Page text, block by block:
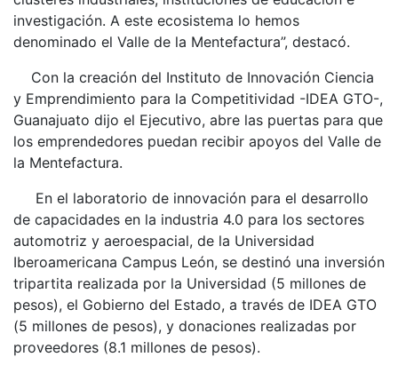
investigación. A este ecosistema lo hemos
denominado el Valle de la Mentefactura”, destacó.
Con la creación del Instituto de Innovación Ciencia
y Emprendimiento para la Competitividad -IDEA GTO-,
Guanajuato dijo el Ejecutivo, abre las puertas para que
los emprendedores puedan recibir apoyos del Valle de
la Mentefactura.
En el laboratorio de innovación para el desarrollo
de capacidades en la industria 4.0 para los sectores
automotriz y aeroespacial, de la Universidad
Iberoamericana Campus León, se destinó una inversión
tripartita realizada por la Universidad (5 millones de
pesos), el Gobierno del Estado, a través de IDEA GTO
(5 millones de pesos), y donaciones realizadas por
proveedores (8.1 millones de pesos).